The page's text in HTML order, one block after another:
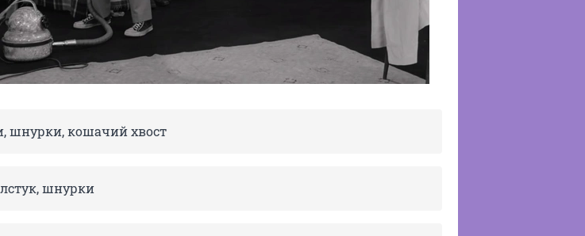
шнурки, кошачий хвост
шнурки